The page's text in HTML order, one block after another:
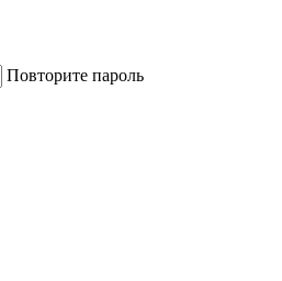
Повторите пароль